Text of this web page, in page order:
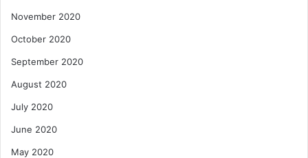
November 2020
October 2020
September 2020
August 2020
July 2020
June 2020
May 2020